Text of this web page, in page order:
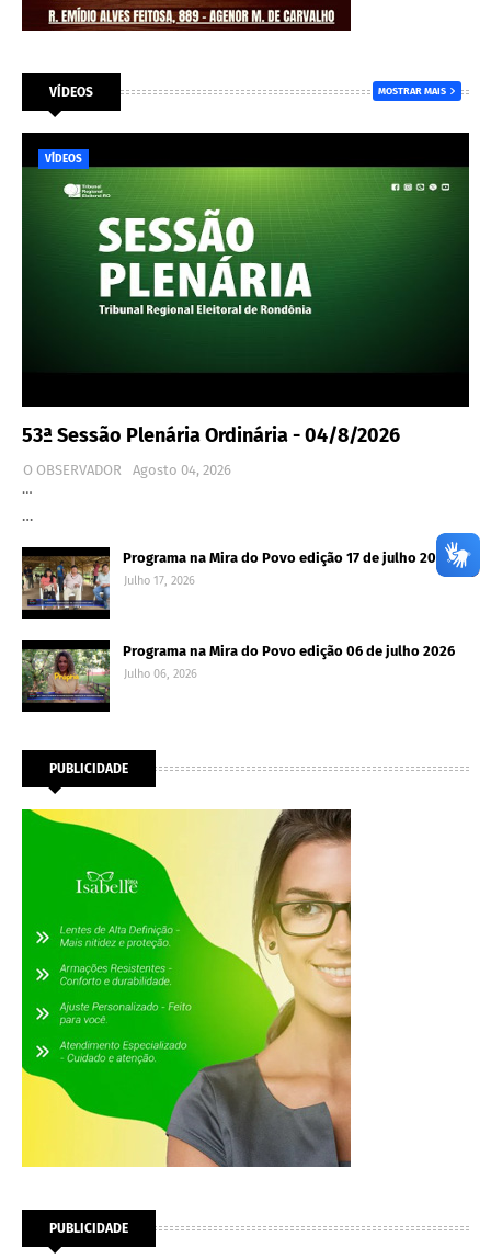
VÍDEOS MOSTRAR MAIS
VÍDEOS
53ª Sessão Plenária Ordinária - 04/8/2026
O OBSERVADOR
Agosto 04, 2026
…
…
Programa na Mira do Povo edição 17 de julho 2026
Julho 17, 2026
Programa na Mira do Povo edição 06 de julho 2026
Julho 06, 2026
PUBLICIDADE
PUBLICIDADE